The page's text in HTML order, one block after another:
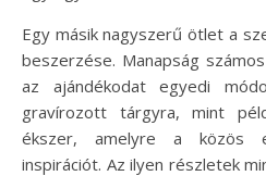
Egy másik nagyszerű ötlet a
beszerzése. Manapság
az ajándékodat egyedi
gravírozott tárgyra, mint
ékszer, amelyre a közös
inspirációt. Az ilyen részletek